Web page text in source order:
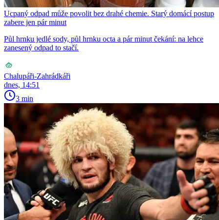
Ucpaný odpad může povolit bez drahé chemie. Starý domácí postup
zabere jen pár minut
Půl hrnku jedlé sody, půl hrnku octa a pár minut čekání: na lehce
zanesený odpad to stačí.
Chalupáři-Zahrádkáři
dnes, 14:51
3 min